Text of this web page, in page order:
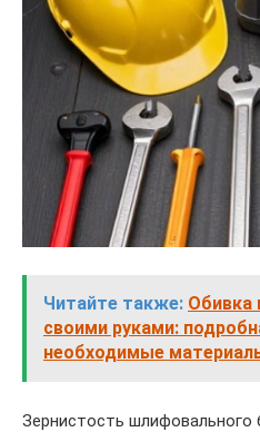
Читайте также: Обивка
своими руками:
необходимые
Зернистость шлифовального